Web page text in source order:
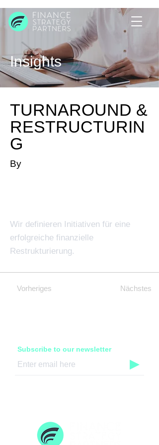
Insights
TURNAROUND &
RESTRUCTURIN
G
By
Wir definieren Initiativen für eine
erfolgreiche finanzielle
Restrukturierung.
Vorheriges Nächstes
Subscribe to our newsletter
▶